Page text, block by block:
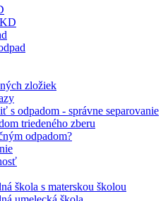
zložiek
s odpadom - správne separovanie
triedeného zberu
odpadom?
škola s materskou školou